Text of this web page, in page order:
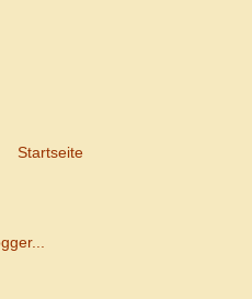
Startseite